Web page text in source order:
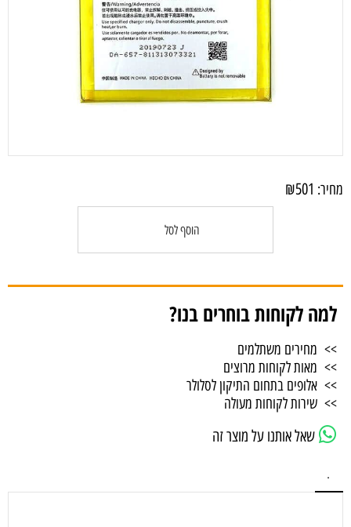
מחיר: ₪501
הוסף לסל
למה לקוחות בוחרים בנו?
>> מחירים משתלמים
>> מאות לקוחות מרוצים
>> אלופים בתחום התיקון לסלולר
>> שירות לקוחות מעולה
שאל אותנו על מוצר זה
.